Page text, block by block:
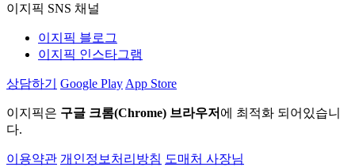
이지픽 SNS 채널
이지픽 블로그
이지픽 인스타그램
상담하기 Google Play App Store
이지픽은 구글 크롬(Chrome) 브라우저 에 최적화 되어있습니
다.
이용약관 개인정보처리방침 도매처 사장님